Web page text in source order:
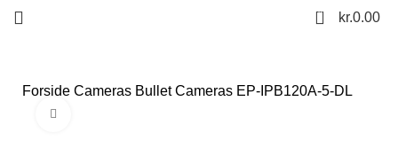
0 kr.0.00
Forside Cameras Bullet Cameras EP-IPB120A-5-DL